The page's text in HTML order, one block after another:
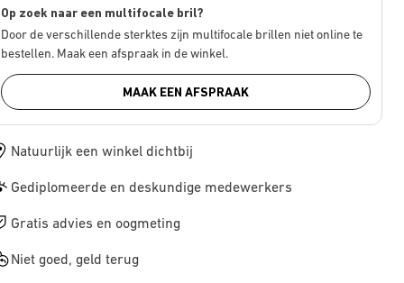
Op zoek naar een multifocale bril?
Door de verschillende sterktes zijn multifocale brillen niet online te
bestellen. Maak een afspraak in de winkel.
MAAK EEN AFSPRAAK
Natuurlijk een winkel dichtbij
Gediplomeerde en deskundige medewerkers
Gratis advies en oogmeting
Niet goed, geld terug